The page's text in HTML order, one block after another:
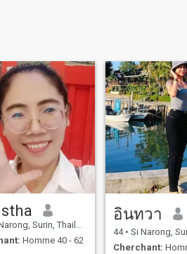
Surin, Thailande
Homme 40 - 62
อินทวา
44 • Si Narong, Surin,
Cherchant: